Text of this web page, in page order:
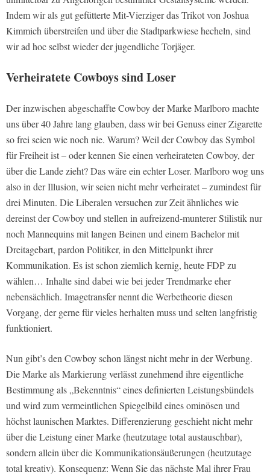
Indem wir als gut gefütterte Mit-Vierziger das Trikot von Joshua
Kimmich überstreifen und über die Stadtparkwiese hecheln, sind
wir ad hoc selbst wieder der jugendliche Torjäger.
Verheiratete Cowboys sind Loser
Der inzwischen abgeschaffte Cowboy der Marke Marlboro machte
uns über 40 Jahre lang glauben, dass wir bei Genuss einer Zigarette
so frei seien wie noch nie. Warum? Weil der Cowboy das Symbol
für Freiheit ist – oder kennen Sie einen verheirateten Cowboy, der
über die Lande zieht? Das wäre ein echter Loser. Marlboro wog uns
also in der Illusion, wir seien nicht mehr verheiratet – zumindest für
drei Minuten. Die Liberalen versuchen zur Zeit ähnliches wie
dereinst der Cowboy und stellen in aufreizend-munterer Stilistik nur
noch Mannequins mit langen Beinen und einem Bachelor mit
Dreitagebart, pardon Politiker, in den Mittelpunkt ihrer
Kommunikation. Es ist schon ziemlich kernig, heute FDP zu
wählen… Inhalte sind dabei wie bei jeder Trendmarke eher
nebensächlich. Imagetransfer nennt die Werbetheorie diesen
Vorgang, der gerne für vieles herhalten muss und selten langfristig
funktioniert.
Nun gibt’s den Cowboy schon längst nicht mehr in der Werbung.
Die Marke als Markierung verlässt zunehmend ihre eigentliche
Bestimmung als „Bekenntnis“ eines definierten Leistungsbündels
und wird zum vermeintlichen Spiegelbild eines ominösen und
höchst launischen Marktes. Differenzierung geschieht nicht mehr
über die Leistung einer Marke (heutzutage total austauschbar),
sondern allein über die Kommunikationsäußerungen (heutzutage
total kreativ). Konsequenz: Wenn Sie das nächste Mal ihrer Frau